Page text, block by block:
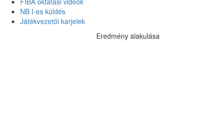
NB I-es küldés
Játékvezetői karjelek
Eredmény alakulása